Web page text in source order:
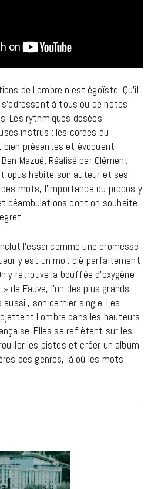
de Lombre n’est égoïste. Qu’il
s’adressent à tous ou de notes
Les rythmiques dosées
instrus : les cordes du
bien présentes et évoquent
Ben Mazué. Réalisé par Clément
opus habite son auteur et ses
mots, l’importance du propos y
déambulations dont on souhaite
l’essai comme une promesse
y est un mot clé parfaitement
y retrouve la bouffée d’oxygène
de Fauve, l’un des plus grands
, son dernier single. Les
Lombre dans les hauteurs
Elles se reflètent sur les
les pistes et créer un album
des genres, là où les mots